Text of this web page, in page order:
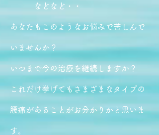
などなど・・
あなたもこのようなお悩みで苦しんで
いませんか？
いつまで今の治療を継続しますか？
これだけ挙げてもさまざまなタイプの
腰痛があることがお分かりかと思いま
す。